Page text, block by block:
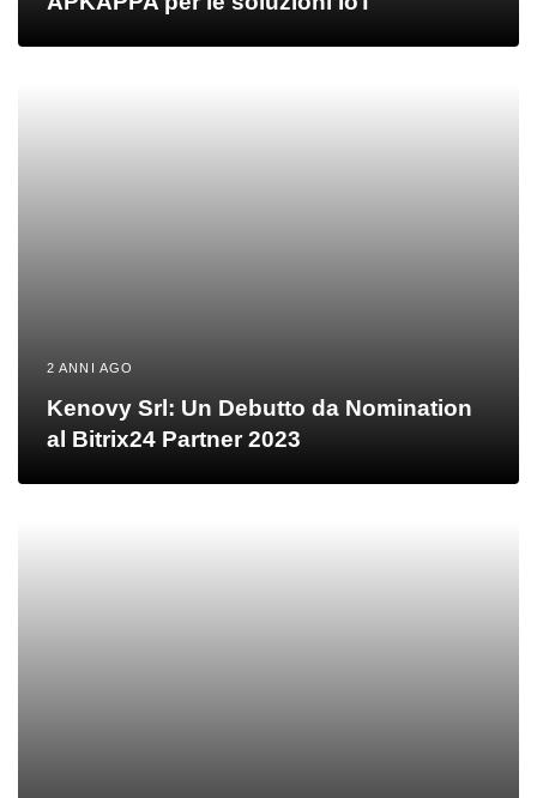
2 ANNI AGO
Kenovy Srl: Un Debutto da Nomination
al Bitrix24 Partner 2023